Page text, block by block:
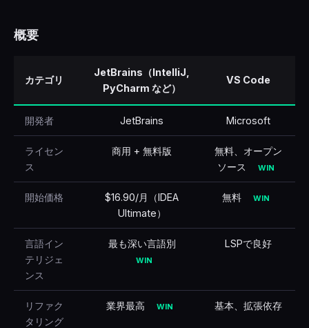
概要
カテゴリ
JetBrains（IntelliJ,
PyCharm など）
VS Code
開発者 JetBrains Microsoft
ライセン
ス
商用 + 無料版
無料、オープン
ソース
WIN
開始価格
$16.90/月（IDEA
Ultimate）
無料 WIN
言語イン
テリジェ
ンス
最も深い言語別
WIN
LSPで良好
リファク
タリング
業界最高 WIN 基本、拡張依存